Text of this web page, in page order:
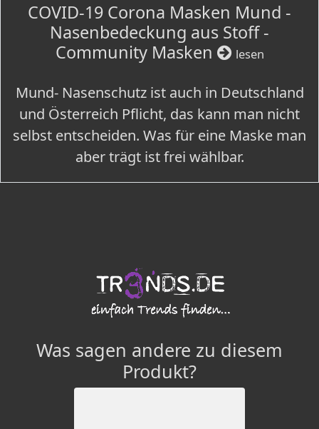
COVID-19 Corona Masken Mund -
Nasenbedeckung aus Stoff -
Community Masken
lesen
Mund- Nasenschutz ist auch in Deutschland
und Österreich Pflicht, das kann man nicht
selbst entscheiden. Was für eine Maske man
aber trägt ist frei wählbar.
Was sagen andere zu diesem
Produkt?